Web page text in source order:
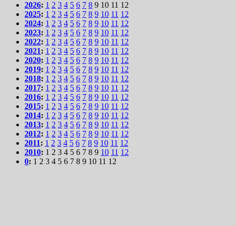
2026: 1 2 3 4 5 6 7 8 9 10 11 12
2025: 1 2 3 4 5 6 7 8 9 10 11 12
2024: 1 2 3 4 5 6 7 8 9 10 11 12
2023: 1 2 3 4 5 6 7 8 9 10 11 12
2022: 1 2 3 4 5 6 7 8 9 10 11 12
2021: 1 2 3 4 5 6 7 8 9 10 11 12
2020: 1 2 3 4 5 6 7 8 9 10 11 12
2019: 1 2 3 4 5 6 7 8 9 10 11 12
2018: 1 2 3 4 5 6 7 8 9 10 11 12
2017: 1 2 3 4 5 6 7 8 9 10 11 12
2016: 1 2 3 4 5 6 7 8 9 10 11 12
2015: 1 2 3 4 5 6 7 8 9 10 11 12
2014: 1 2 3 4 5 6 7 8 9 10 11 12
2013: 1 2 3 4 5 6 7 8 9 10 11 12
2012: 1 2 3 4 5 6 7 8 9 10 11 12
2011: 1 2 3 4 5 6 7 8 9 10 11 12
2010: 1 2 3 4 5 6 7 8 9 10 11 12
0: 1 2 3 4 5 6 7 8 9 10 11 12